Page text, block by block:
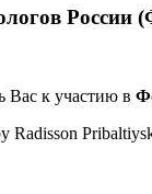
России
Вас к участию в
Radisson